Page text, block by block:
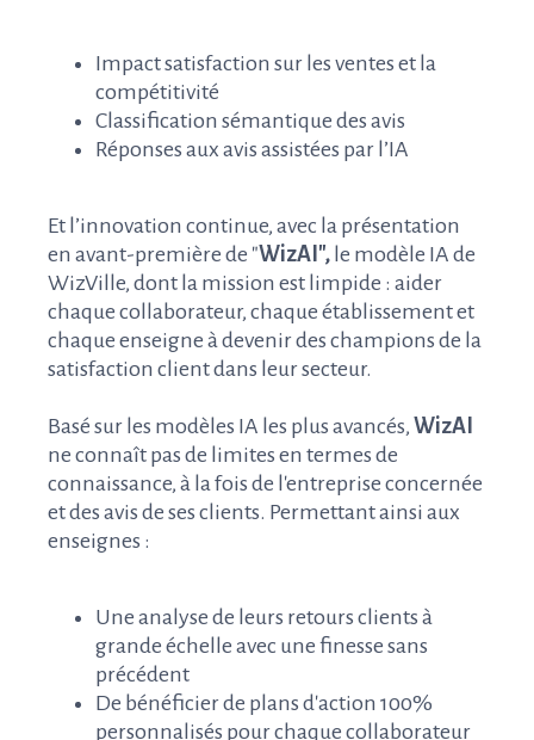
Impact satisfaction sur les ventes et la
compétitivité
Classification sémantique des avis
Réponses aux avis assistées par l’IA
Et l’innovation continue, avec la présentation
en avant-première de "WizAI", le modèle IA de
WizVille, dont la mission est limpide : aider
chaque collaborateur, chaque établissement et
chaque enseigne à devenir des champions de la
satisfaction client dans leur secteur.
Basé sur les modèles IA les plus avancés, WizAI
ne connaît pas de limites en termes de
connaissance, à la fois de l'entreprise concernée
et des avis de ses clients. Permettant ainsi aux
enseignes :
Une analyse de leurs retours clients à
grande échelle avec une finesse sans
précédent
De bénéficier de plans d'action 100%
personnalisés pour chaque collaborateur